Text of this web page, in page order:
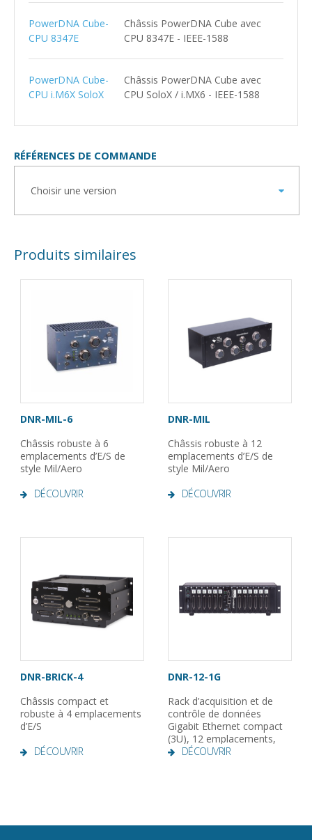
PowerDNA Cube-
CPU 8347E
Châssis PowerDNA Cube avec
CPU 8347E - IEEE-1588
PowerDNA Cube-
CPU i.M6X SoloX
Châssis PowerDNA Cube avec
CPU SoloX / i.MX6 - IEEE-1588
RÉFÉRENCES DE COMMANDE
Produits similaires
DNR-MIL-6
Châssis robuste à 6
emplacements d’E/S de
style Mil/Aero
DÉCOUVRIR
DNR-MIL
Châssis robuste à 12
emplacements d’E/S de
style Mil/Aero
DÉCOUVRIR
DNR-BRICK-4
Châssis compact et
robuste à 4 emplacements
d’E/S
DÉCOUVRIR
DNR-12-1G
Rack d’acquisition et de
contrôle de données
Gigabit Ethernet compact
(3U), 12 emplacements,
robuste
DÉCOUVRIR